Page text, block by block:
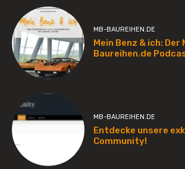
MB-BAUREIHEN.DE
Mein Benz & ich: Der
Baureihen.de
MB-BAUREIHEN.DE
Entdecke unsere
Community!